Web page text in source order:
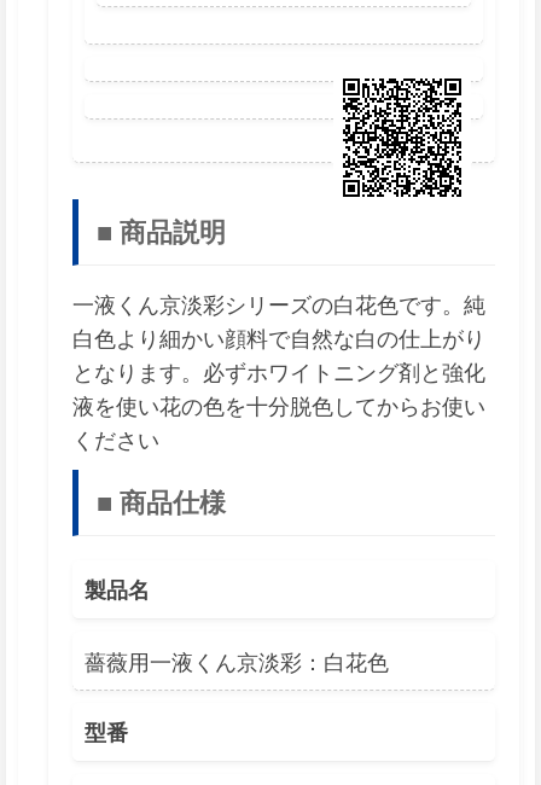
■ 商品説明
一液くん京淡彩シリーズの白花色です。純
白色より細かい顔料で自然な白の仕上がり
となります。必ずホワイトニング剤と強化
液を使い花の色を十分脱色してからお使い
ください
■ 商品仕様
製品名
薔薇用一液くん京淡彩：白花色
型番